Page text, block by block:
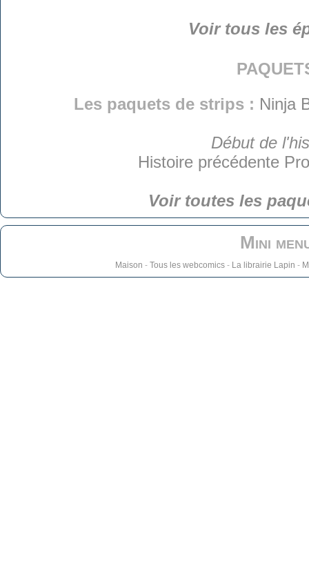
Voir tous les
Les paquets de strips : Ninja
Début de
Histoire précédente
Voir toutes les
Mini
Maison - Tous les webcomics- La librairie Lapin -